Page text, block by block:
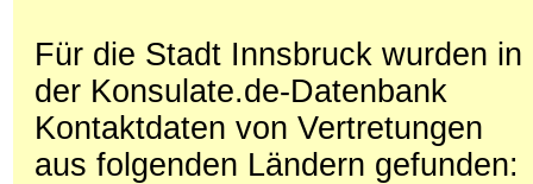
Für die Stadt Innsbruck wurden in
der Konsulate.de-Datenbank
Kontaktdaten von Vertretungen
aus folgenden Ländern gefunden: